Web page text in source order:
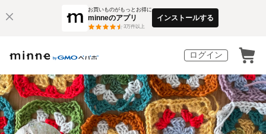
お買いものがもっとお得に
minneのアプリ
3万件以上
インストールする
ログイン